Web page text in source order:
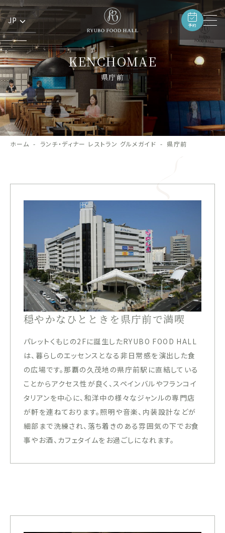
JP
予約
KENCHOMAE
県庁前
ホーム ランチ・ディナー レストラン グルメガイド 県庁前
穏やかなひとときを県庁前で満喫
パレットくもじの2Fに誕生したRYUBO FOOD HALL
は、暮らしのエッセンスとなる非日常感を演出した食
の広場です。那覇の久茂地の県庁前駅に直結している
ことからアクセス性が良く、スペインバルやフランコイ
タリアンを中心に、和洋中の様々なジャンルの専門店
が軒を連ねております。照明や音楽、内装設計などが
細部まで洗練され、落ち着きのある雰囲気の下でお食
事やお酒、カフェタイムをお過ごしになれます。